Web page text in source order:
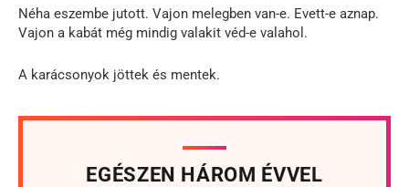
Néha eszembe jutott. Vajon melegben van-e. Evett-e aznap.
Vajon a kabát még mindig valakit véd-e valahol.
A karácsonyok jöttek és mentek.
EGÉSZEN HÁROM ÉVVEL